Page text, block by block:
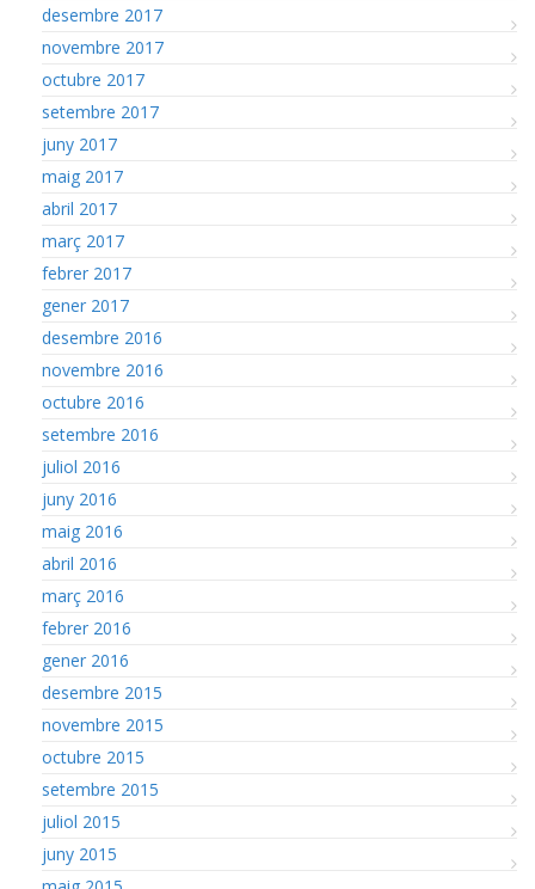
desembre 2017
novembre 2017
octubre 2017
setembre 2017
juny 2017
maig 2017
abril 2017
març 2017
febrer 2017
gener 2017
desembre 2016
novembre 2016
octubre 2016
setembre 2016
juliol 2016
juny 2016
maig 2016
abril 2016
març 2016
febrer 2016
gener 2016
desembre 2015
novembre 2015
octubre 2015
setembre 2015
juliol 2015
juny 2015